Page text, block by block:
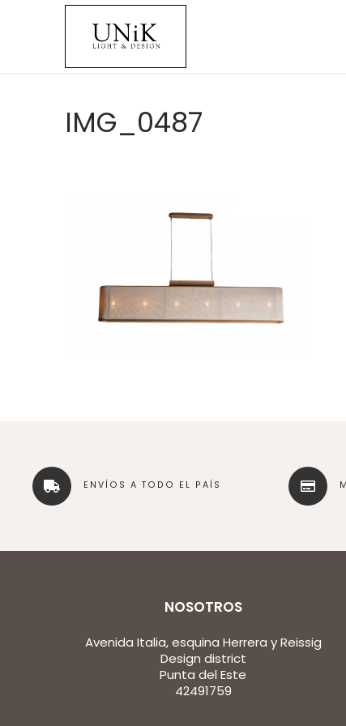
IMG_0487
ENVÍOS A TODO EL PAÍS
NOSOTROS
Avenida Italia, esquina Herrera y Reissig
Design district
Punta del Este
42491759